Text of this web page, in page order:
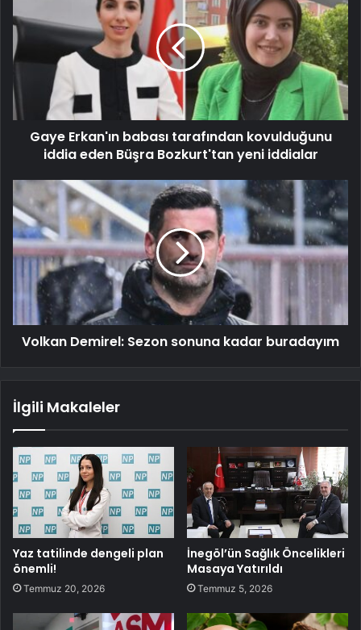
Gaye Erkan'ın babası tarafından kovulduğunu
iddia eden Büşra Bozkurt'tan yeni iddialar
Volkan Demirel: Sezon sonuna kadar buradayım
İlgili Makaleler
Yaz tatilinde dengeli plan
önemli!
Temmuz 20, 2026
İnegöl’ün Sağlık Öncelikleri
Masaya Yatırıldı
Temmuz 5, 2026